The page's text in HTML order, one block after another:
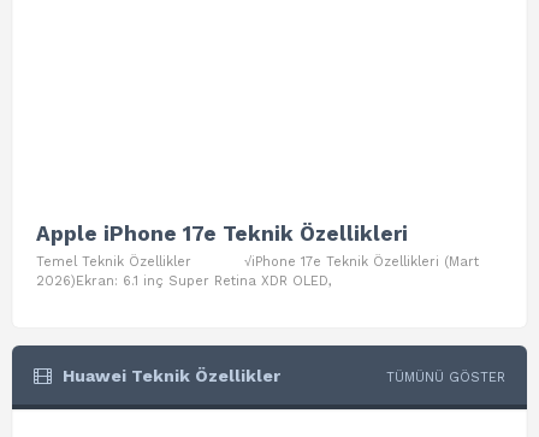
Apple iPhone 17e Teknik Özellikleri
Temel Teknik Özellikler √iPhone 17e Teknik Özellikleri (Mart
2026)Ekran: 6.1 inç Super Retina XDR OLED,
Huawei Teknik Özellikler TÜMÜNÜ GÖSTER